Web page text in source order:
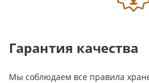
Гарантия качества
Мы соблюдаем все правила